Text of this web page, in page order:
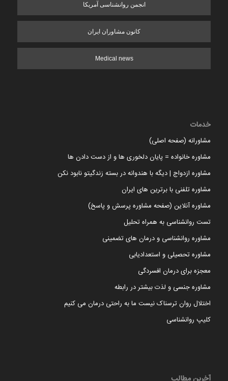
انجمن روانشناسی آمریکا
کانون مشاوران ایران
Medical news
خدمات
مشاورانه (صفحه اصلی)
مشاوره خانواده = پایان دلخوری ها و از دست دادن ها
مشاوره ازدواج | دیگه با هندوانه در بسته زندگیتو نابود نکن
مشاوره تلفنی با برترین های ایران
مشاوره آنلاین (صفحه مشاوره پرسش و پاسخ)
تست روانشناسی به همراه تحلیل
مشاوره روانشناسی و درمان های تضمینی
مشاوره تحصیلی و استعدادیابی
معجزه برای درمان افسردگی
مشاوره جنسی و لذت بیشتر در رابطه
اختلال روان ترسناک نیست ما به راحتی درمان می کنیم
کلیپ روانشناسی